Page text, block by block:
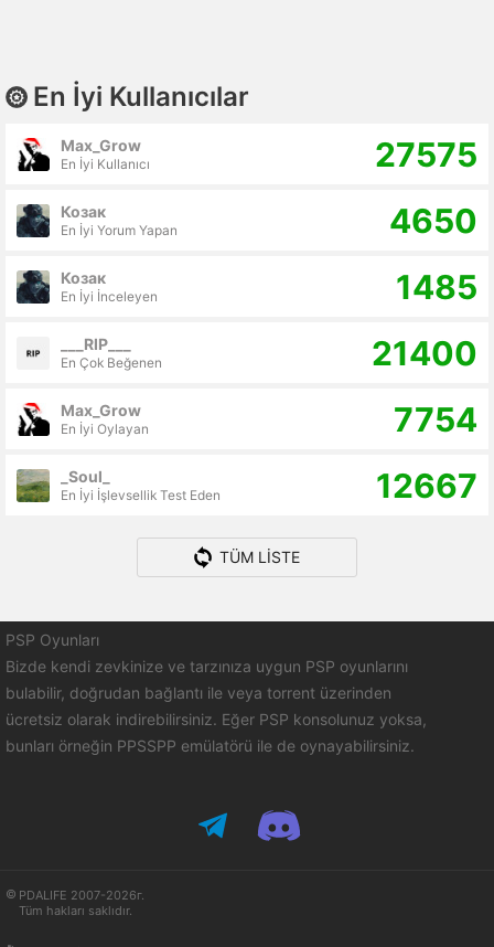
PSP Oyunları
Bizde kendi zevkinize ve tarzınıza uygun PSP oyunlarını
bulabilir, doğrudan bağlantı ile veya torrent üzerinden
ücretsiz olarak indirebilirsiniz. Eğer PSP konsolunuz yoksa,
bunları örneğin PPSSPP emülatörü ile de oynayabilirsiniz.
En İyi Kullanıcılar
Max_Grow
En İyi Kullanıcı 27575
Козак
En İyi Yorum Yapan 4650
Козак
En İyi İnceleyen 1485
___RIP___
En Çok Beğenen 21400
Max_Grow
En İyi Oylayan 7754
_Soul_
En İyi İşlevsellik Test Eden 12667
TÜM LISTE
PDALIFE 2007-2026г.
Tüm hakları saklıdır.